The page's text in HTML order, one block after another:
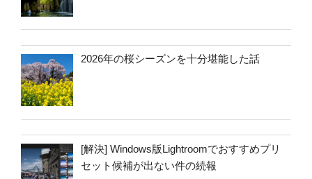
2026年の桜シーズンを十分堪能した話
[解決] Windows版Lightroomでおすすめプリ
セット候補が出ない件の続報